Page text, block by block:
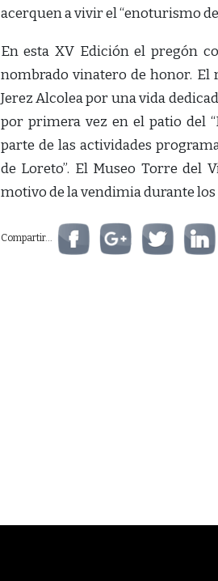
acerquen a vivir el “enoturismo
En esta XV Edición el pregón
nombrado vinatero de honor. El
Jerez Alcolea por una vida
por primera vez en el patio del
parte de las actividades
de Loreto”. El Museo Torre del
motivo de la vendimia durante los
Compartir...